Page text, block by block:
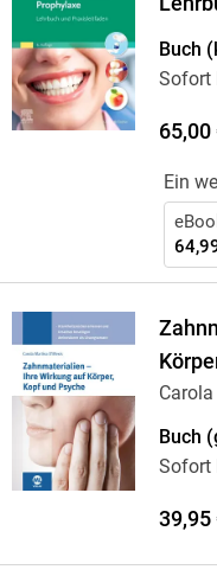
Buch
Sofort
65,00
Ein
Buch
Sofort
39,95